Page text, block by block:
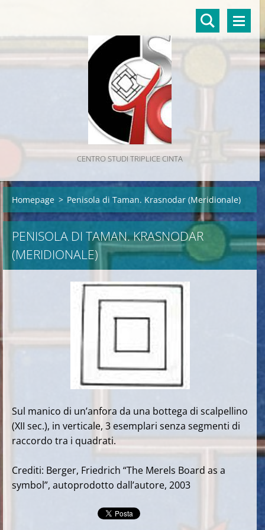
CENTRO STUDI TRIPLICE CINTA
Homepage > Penisola di Taman. Krasnodar (Meridionale)
PENISOLA DI TAMAN. KRASNODAR
(MERIDIONALE)
Sul manico di un’anfora da una bottega di scalpellino
(XII sec.), in verticale, 3 esemplari senza segmenti di
raccordo tra i quadrati.
Crediti: Berger, Friedrich “The Merels Board as a
symbol”, autoprodotto dall’autore, 2003